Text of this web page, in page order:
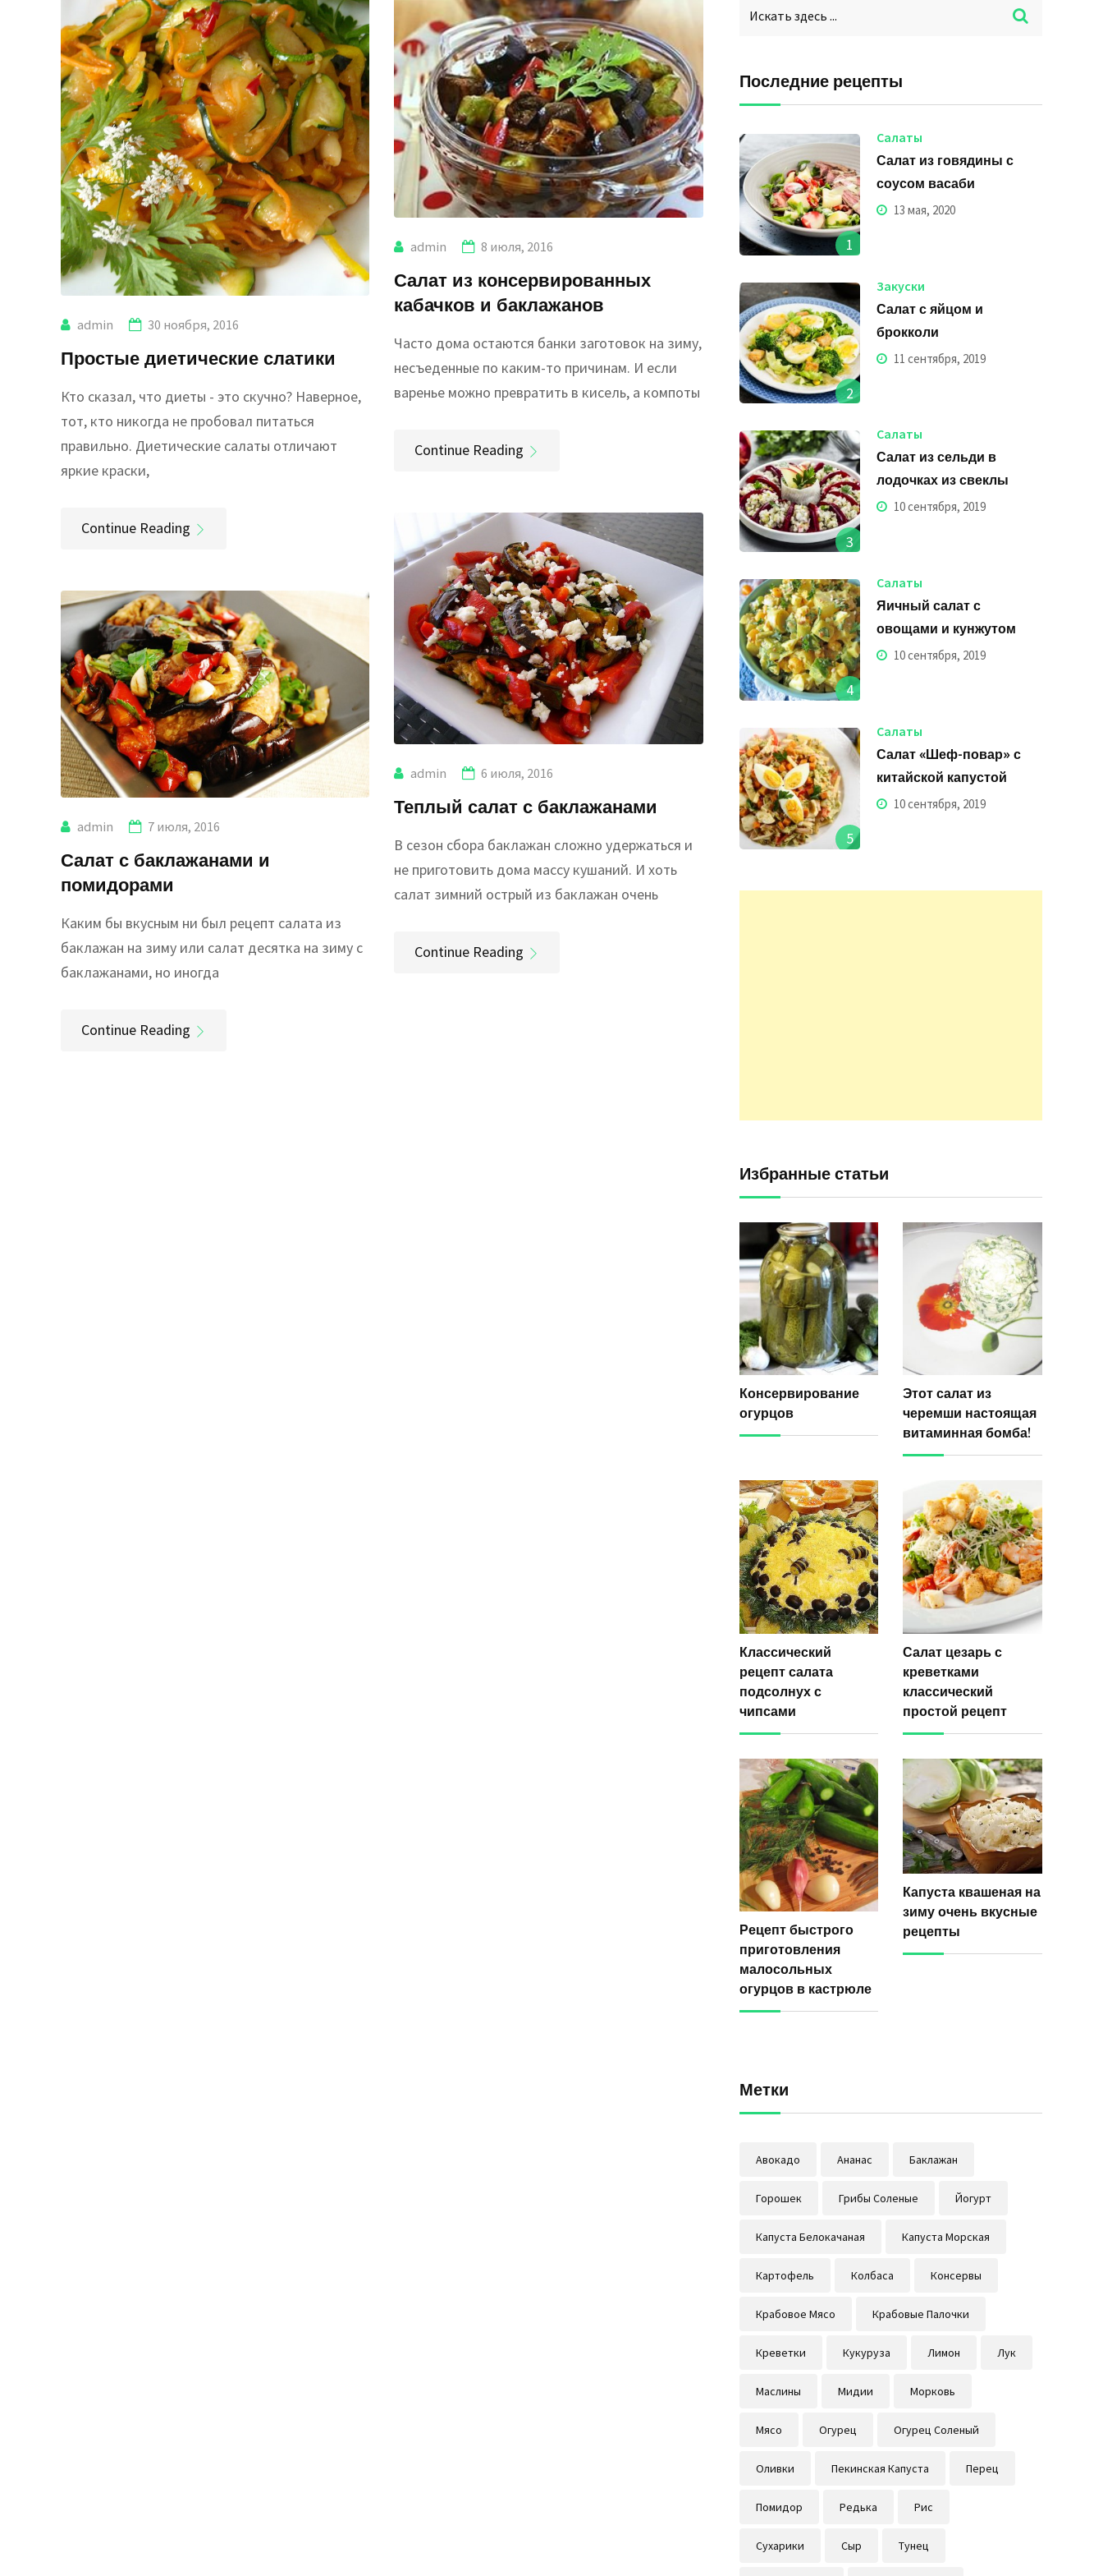
admin 30 ноября, 2016
Простые диетические слатики
Кто сказал, что диеты - это скучно? Наверное,
тот, кто никогда не пробовал питаться
правильно. Диетические салаты отличают
яркие краски,
Continue Reading
admin 8 июля, 2016
Салат из консервированных
кабачков и баклажанов
Часто дома остаются банки заготовок на зиму,
несъеденные по каким-то причинам. И если
варенье можно превратить в кисель, а компоты
Continue Reading
admin 7 июля, 2016
Салат с баклажанами и
помидорами
Каким бы вкусным ни был рецепт салата из
баклажан на зиму или салат десятка на зиму с
баклажанами, но иногда
Continue Reading
admin 6 июля, 2016
Теплый салат с баклажанами
В сезон сбора баклажан сложно удержаться и
не приготовить дома массу кушаний. И хоть
салат зимний острый из баклажан очень
Continue Reading
Последние рецепты
1
Салаты
Салат из говядины с
соусом васаби
13 мая, 2020
2
Закуски
Салат с яйцом и
брокколи
11 сентября, 2019
3
Салаты
Салат из сельди в
лодочках из свеклы
10 сентября, 2019
4
Салаты
Яичный салат с
овощами и кунжутом
10 сентября, 2019
5
Салаты
Салат «Шеф-повар» с
китайской капустой
10 сентября, 2019
Избранные статьи
Консервирование
огурцов
Этот салат из
черемши настоящая
витаминная бомба!
Классический
рецепт салата
подсолнух с
чипсами
Салат цезарь с
креветками
классический
простой рецепт
Рецепт быстрого
приготовления
малосольных
огурцов в кастрюле
Капуста квашеная на
зиму очень вкусные
рецепты
Метки
Авокадо Ананас Баклажан
Горошек Грибы Соленые Йогурт
Капуста Белокачаная Капуста Морская
Картофель Колбаса Консервы
Крабовое Мясо Крабовые Палочки
Креветки Кукуруза Лимон Лук
Маслины Мидии Морковь
Мясо Огурец Огурец Соленый
Оливки Пекинская Капуста Перец
Помидор Редька Рис
Сухарики Сыр Тунец